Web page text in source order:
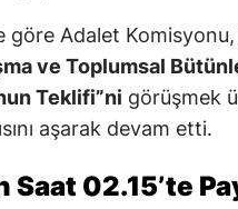
göre Adalet
ve Toplumsal
Teklifi”ni görüşmek
aşarak devam etti.
02.15’te